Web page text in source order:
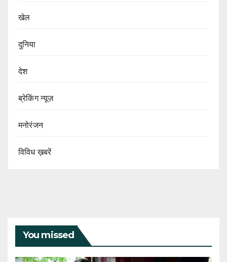
खेल
दुनिया
देश
ब्रेकिंग न्यूज़
मनोरंजन
विविध ख़बरें
You missed